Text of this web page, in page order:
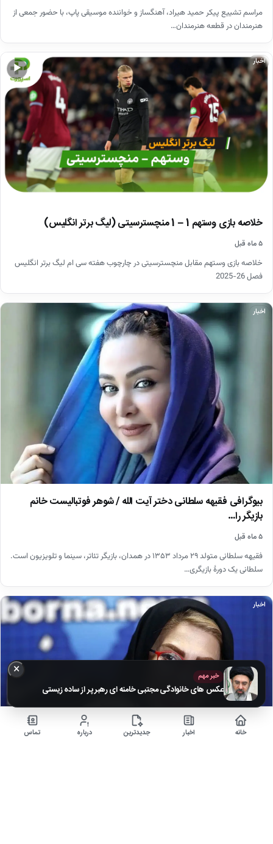
مراسم تشییع پیکر حمید هیراد، آهنگساز و خواننده موسیقی پاپ، با حضور جمعی از
هنرمندان در قطعه هنرمندان…
▶
اخبار
خلاصه بازی وستهم 1 – 1 منچسترسیتی (لیگ برتر انگلیس)
۵ ماه قبل
خلاصه بازی وستهم مقابل منچسترسیتی در چارچوب هفته سی ام لیگ برتر انگلیس
فصل 26-2025
اخبار
بیوگرافی فقیهه سلطانی دختر آیت الله / شوهر فوتبالیست خانم
بازیگر را…
۵ ماه قبل
فقیهه سلطانی متولد ۲۹ مرداد ۱۳۵۳ در همدان، بازیگر تئاتر، سینما و تلویزیون است.
سلطانی یک دورهٔ بازیگری…
اخبار
× خبر مهم
عکس های خانوادگی مجتبی خامنه ای رهبر پر از ساده زیستی
خانه اخبار جدیدترین درباره تماس